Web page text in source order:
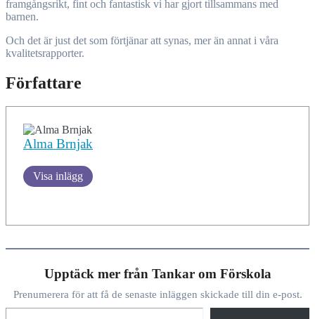
framgångsrikt, fint och fantastisk vi har gjort tillsammans med
barnen.
Och det är just det som förtjänar att synas, mer än annat i våra
kvalitetsrapporter.
Författare
Alma Brnjak
Visa inlägg
Upptäck mer från Tankar om Förskola
Prenumerera för att få de senaste inläggen skickade till din e-post.
Skriv din e-post …